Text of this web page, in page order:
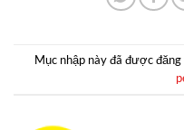
Mục nhập này đã được